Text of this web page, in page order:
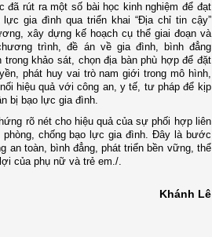
rút ra một số bài học kinh nghiệm để đạt
gia đình qua triển khai “Địa chỉ tin cậy”
xây dựng kế hoạch cụ thể giai đoạn và
trình, đề án về gia đình, bình đẳng
khảo sát, chọn địa bàn phù hợp để đặt
phát huy vai trò nam giới trong mô hình,
hiệu quả với công an, y tế, tư pháp để kịp
bị bạo lực gia đình.
rõ nét cho hiệu quả của sự phối hợp liên
chống bạo lực gia đình. Đây là bước
an toàn, bình đẳng, phát triển bền vững, thể
của phụ nữ và trẻ em./.
Khánh Lê